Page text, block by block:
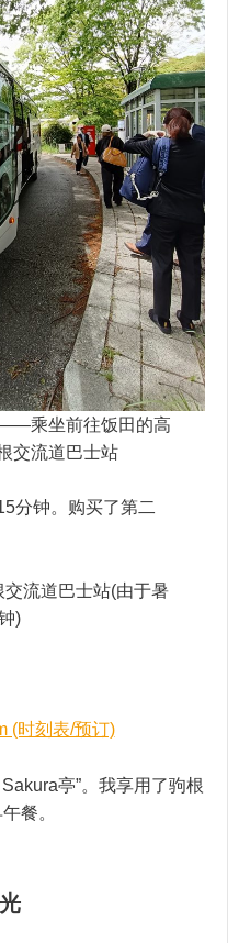
乘坐前往饭田的高
交流道巴士站
分钟。购买了第二
流道巴士站(由于暑
)
(时刻表/预订)
亭”。我享用了驹根
餐。